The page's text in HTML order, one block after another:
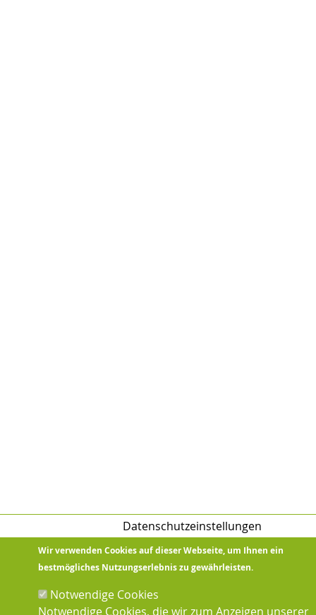
Datenschutzeinstellungen
Wir verwenden Cookies auf dieser Webseite, um Ihnen ein
bestmögliches Nutzungserlebnis zu gewährleisten.
Notwendige Cookies
Notwendige Cookies, die wir zum Anzeigen unserer